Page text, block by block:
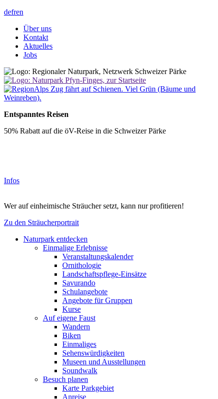
defren
Über uns
Kontakt
Aktuelles
Jobs
Entspanntes Reisen
50% Rabatt auf die öV-Reise in die Schweizer Pärke
Infos
Wer auf einheimische Sträucher setzt, kann nur profitieren!
Zu den Sträucherportrait
Naturpark entdecken
Einmalige Erlebnisse
Veranstaltungskalender
Ornithologie
Landschaftspflege-Einsätze
Savurando
Schulangebote
Angebote für Gruppen
Kurse
Auf eigene Faust
Wandern
Biken
Einmaliges
Sehenswürdigkeiten
Museen und Ausstellungen
Soundwalk
Besuch planen
Karte Parkgebiet
Anreise